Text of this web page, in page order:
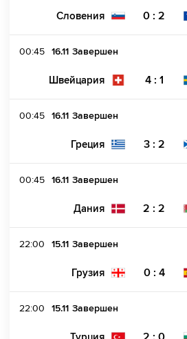
Словения 0 : 2
00:45 16.11 Завершен
Швейцария 4 : 1
00:45 16.11 Завершен
Греция 3 : 2
00:45 16.11 Завершен
Дания 2 : 2
22:00 15.11 Завершен
Грузия 0 : 4
22:00 15.11 Завершен